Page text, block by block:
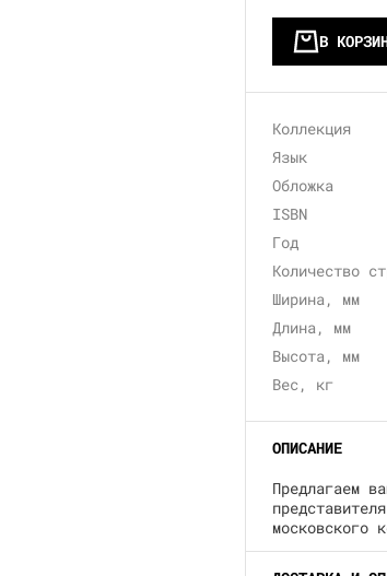
В
Коллекция
Язык
Обложка
ISBN
Год
Количество
Ширина, мм
Длина, мм
Высота, мм
Вес, кг
ОПИСАНИЕ
Предлагаем
московского